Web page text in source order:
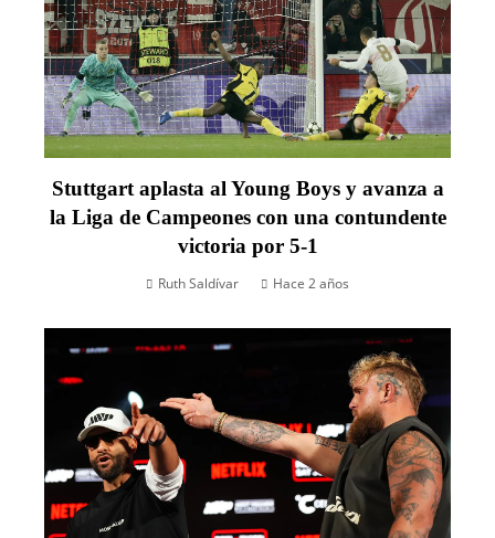
Stuttgart aplasta al Young Boys y avanza a
la Liga de Campeones con una contundente
victoria por 5-1
Ruth Saldívar Hace 2 años